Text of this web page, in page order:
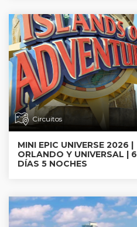
Circuitos
MINI EPIC UNIVERSE 2026 |
ORLANDO Y UNIVERSAL | 6
DÍAS 5 NOCHES